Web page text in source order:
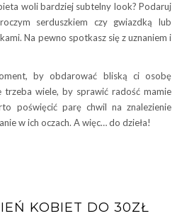
woli bardziej subtelny look? Podaruj
serduszkiem czy gwiazdką lub
Na pewno spotkasz się z uznaniem i
by obdarować bliską ci osobę
trzeba wiele, by sprawić radość mamie
poświęcić parę chwil na znalezienie
w ich oczach. A więc… do dzieła!
KOBIET DO 30ZŁ